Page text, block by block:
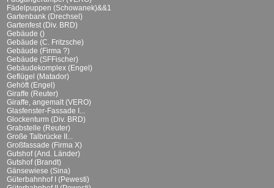
Fädelpuppen (Schowanek)&&1
Gartenbank (Drechsel)
Gartenfest (Div. BRD)
Gebäude ()
Gebäude (C. Fritzsche)
Gebäude (Firma ?)
Gebäude (SFFischer)
Gebäudekomplex (Engel)
Geflügel (Matador)
Gehöft (Engel)
Giraffe (Reuter)
Giraffe, angemalt (VERO)
Glasfenster-Fassade I...
Glockenturm (Div. BRD)
Grabstelle (Reuter)
Große Talbrücke II...
Großfassade (Firma X)
Gutshof (And. Länder)
Gutshof (Brandt)
Gänsewiese (Sina)
Güterbahnhof I (Pewesti)